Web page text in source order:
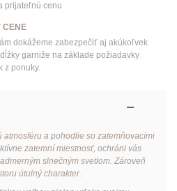
prijateľnú cenu
CENE
dokážeme zabezpečiť aj akúkoľvek
garniže na základe požiadavky
z ponuky.
atmosféru a pohodlie so zatemňovacími
zatemní miestnosť, ochráni vás
slnečným svetlom. Zároveň
útulný charakter.